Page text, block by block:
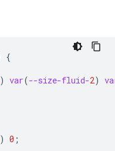
{
) var(--size-fluid-2)
) 0 ;